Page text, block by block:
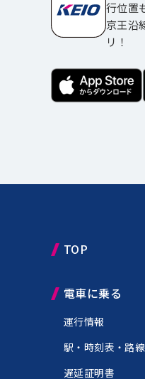
行位置
京王沿
リ！
TOP
電車に乗る
運行情報
駅・時刻表・路
遅延証明書